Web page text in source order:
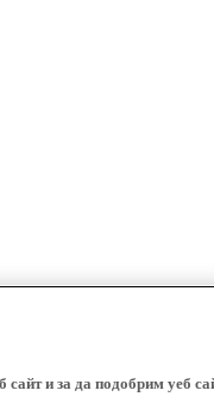
сайт и за да подобрим уеб